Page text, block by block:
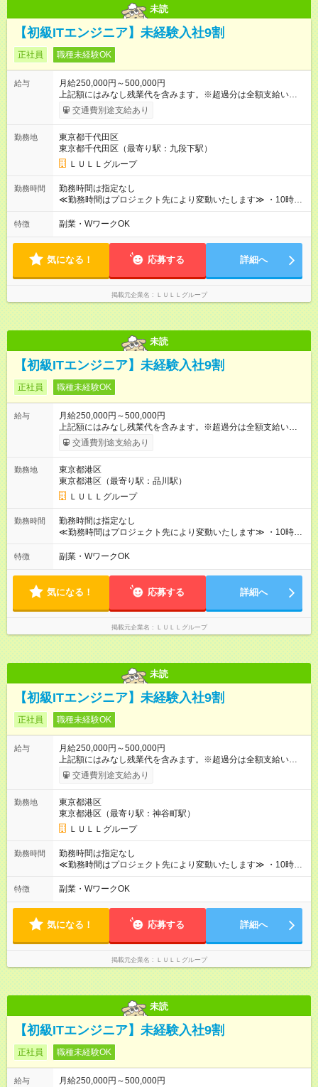
未読
【初級ITエンジニア】未経験入社9割
正社員 職種未経験OK
給与
月給250,000円～500,000円
上記額にはみなし残業代を含みます。※超過分は全額支給いたし
ます。 みなし残業代 21,675円／月 みなし残業時間 12時間／月 -
------------------------------------------------------- ≪経験者の方は以下と
万円～＋業績賞与＋交通費＋各種手当 ※固定残業代（30時間/6
万6，610円分）を含む。超過分は追加支給いたします 能力やス
キルを考慮し初任給を決定。経験者の方は前給考慮も可能で
す！ ◎昇給年1回（研修終了後） ◎賞与年2回（2月・8月）＋業
績賞与あり ◤スキルアップも、収入アップも。◢ 入社後の成長
や頑張りは、しっかり給与で還元しています。 実際にほぼ全員
上アップした社員も。 エンジニアへの還元率は業界高水準の
87％。 スキルを磨いた分だけ、収入アップも目指せる環境で
す！ 【試用期間】試用期間あり 試用期間の長さ：6ヶ月 ※ 雇用
形態と給与に、本採用時と異なる部分があります。 雇用形態：
中途採用（契約社員） 給与：月給 230,000円以上 上記額にはみ
なし残業代を含みます。※超過分は全額支給いたします。 みな
別途支給いたします ※研修期間中（最大12ヶ月間）も、試用期
交通費別途支給あり
勤務地
東京都千代田区
東京都千代田区（最寄り駅：九段下駅）
ＬＵＬＬグループ
勤務時間
勤務時間は指定なし
≪勤務時間はプロジェクト先により変動いたします≫ ・10時00
分～19時00分（休憩1時間） ・9時00分～18時00分（休憩1時
間） ＼平日夜も、ちゃんと「自分時間」がつくれます／ 残業は
やサウナなど、 趣味の時間を楽しむ社員も多くいます◎
特徴 副業・WワークOK
気になる！ 応募する 詳細へ
掲載元企業名 ＬＵＬＬグループ
未読
【初級ITエンジニア】未経験入社9割
正社員 職種未経験OK
給与
月給250,000円～500,000円
上記額にはみなし残業代を含みます。※超過分は全額支給いたし
ます。 みなし残業代 21,675円／月 みなし残業時間 12時間／月 -
------------------------------------------------------- ≪経験者の方は以下と
万円～＋業績賞与＋交通費＋各種手当 ※固定残業代（30時間/6
万6，610円分）を含む。超過分は追加支給いたします 能力やス
キルを考慮し初任給を決定。経験者の方は前給考慮も可能で
す！ ◎昇給年1回（研修終了後） ◎賞与年2回（2月・8月）＋業
績賞与あり ◤スキルアップも、収入アップも。◢ 入社後の成長
や頑張りは、しっかり給与で還元しています。 実際にほぼ全員
上アップした社員も。 エンジニアへの還元率は業界高水準の
87％。 スキルを磨いた分だけ、収入アップも目指せる環境で
す！ 【試用期間】試用期間あり 試用期間の長さ：6ヶ月 ※ 雇用
形態と給与に、本採用時と異なる部分があります。 雇用形態：
中途採用（契約社員） 給与：月給 230,000円以上 上記額にはみ
なし残業代を含みます。※超過分は全額支給いたします。 みな
別途支給いたします ※研修期間中（最大12ヶ月間）も、試用期
交通費別途支給あり
勤務地
東京都港区
東京都港区（最寄り駅：品川駅）
ＬＵＬＬグループ
勤務時間
勤務時間は指定なし
≪勤務時間はプロジェクト先により変動いたします≫ ・10時00
分～19時00分（休憩1時間） ・9時00分～18時00分（休憩1時
間） ＼平日夜も、ちゃんと「自分時間」がつくれます／ 残業は
やサウナなど、 趣味の時間を楽しむ社員も多くいます◎
特徴 副業・WワークOK
気になる！ 応募する 詳細へ
掲載元企業名 ＬＵＬＬグループ
未読
【初級ITエンジニア】未経験入社9割
正社員 職種未経験OK
給与
月給250,000円～500,000円
上記額にはみなし残業代を含みます。※超過分は全額支給いたし
ます。 みなし残業代 21,675円／月 みなし残業時間 12時間／月 -
------------------------------------------------------- ≪経験者の方は以下と
万円～＋業績賞与＋交通費＋各種手当 ※固定残業代（30時間/6
万6，610円分）を含む。超過分は追加支給いたします 能力やス
キルを考慮し初任給を決定。経験者の方は前給考慮も可能で
す！ ◎昇給年1回（研修終了後） ◎賞与年2回（2月・8月）＋業
績賞与あり ◤スキルアップも、収入アップも。◢ 入社後の成長
や頑張りは、しっかり給与で還元しています。 実際にほぼ全員
上アップした社員も。 エンジニアへの還元率は業界高水準の
87％。 スキルを磨いた分だけ、収入アップも目指せる環境で
す！ 【試用期間】試用期間あり 試用期間の長さ：6ヶ月 ※ 雇用
形態と給与に、本採用時と異なる部分があります。 雇用形態：
中途採用（契約社員） 給与：月給 230,000円以上 上記額にはみ
なし残業代を含みます。※超過分は全額支給いたします。 みな
別途支給いたします ※研修期間中（最大12ヶ月間）も、試用期
交通費別途支給あり
勤務地
東京都港区
東京都港区（最寄り駅：神谷町駅）
ＬＵＬＬグループ
勤務時間
勤務時間は指定なし
≪勤務時間はプロジェクト先により変動いたします≫ ・10時00
分～19時00分（休憩1時間） ・9時00分～18時00分（休憩1時
間） ＼平日夜も、ちゃんと「自分時間」がつくれます／ 残業は
やサウナなど、 趣味の時間を楽しむ社員も多くいます◎
特徴 副業・WワークOK
気になる！ 応募する 詳細へ
掲載元企業名 ＬＵＬＬグループ
未読
【初級ITエンジニア】未経験入社9割
正社員 職種未経験OK
給与 月給250,000円～500,000円